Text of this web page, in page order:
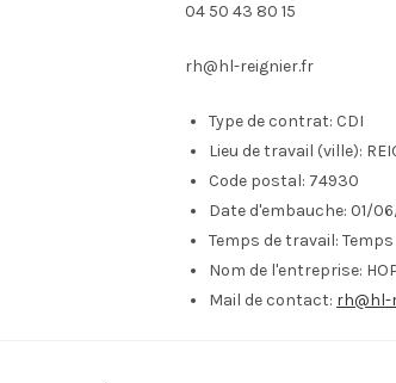
04 50 43 80 15
rh@hl-reignier.fr
Type de contrat: CDI
Lieu de travail (ville):
Code postal: 74930
Date d'embauche: 01/
Temps de travail:
Nom de l'entreprise:
Mail de contact: rh@hl-